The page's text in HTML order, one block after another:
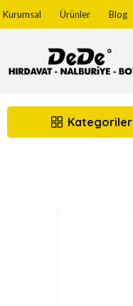
Kurumsal Ürünler Blog
Kategoriler